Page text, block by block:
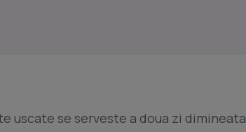
uscate se serveste a doua zi dimineata.